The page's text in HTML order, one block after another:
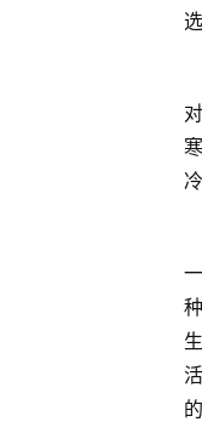
选
对
寒
冷
一
种
生
活
的